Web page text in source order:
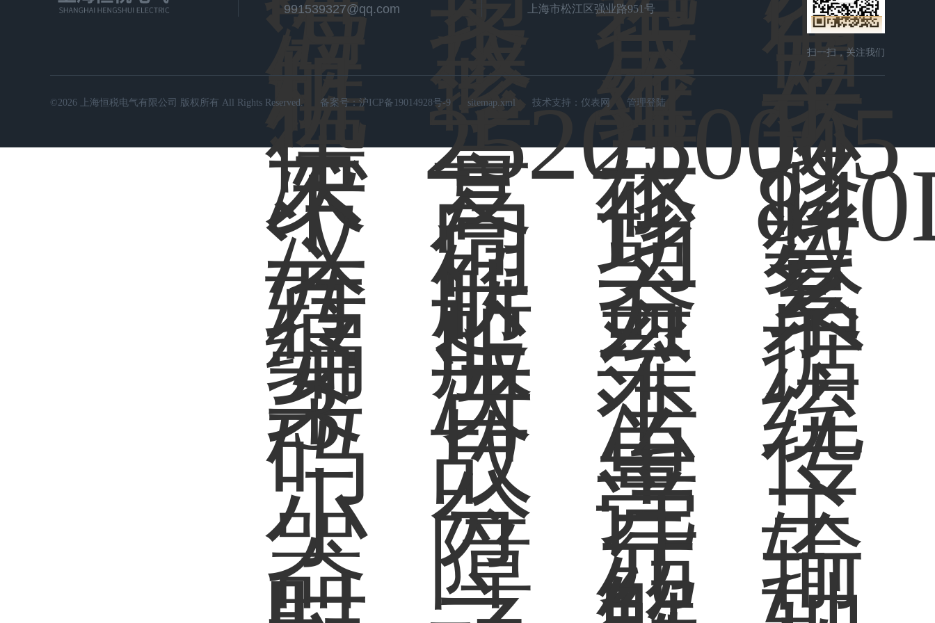
991539327@qq.com 上海市松江区强业路951号
扫一扫，关注我们
©2026 上海恒税电气有限公司 版权所有 All Rights Reserved. 备案号： 沪ICP备19014928号-9 sitemap.xml 技术支持： 仪表网 管理登陆